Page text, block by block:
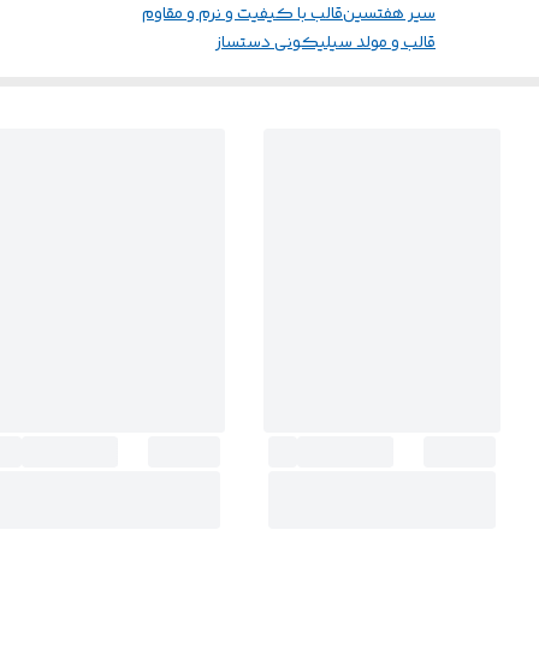
سیر هفتسینقالب با کیفیت و نرم و مقاوم
قالب و مولد سیلیکونی دستساز